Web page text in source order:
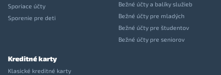
Sporiace účty
Sporenie pre deti
Bežné účty a balíky služieb
Bežné účty pre mladých
Bežné účty pre študentov
Bežné účty pre seniorov
Kreditné karty
Klasické kreditné karty